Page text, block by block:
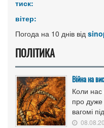
тиск:
вітер:
Погода на 10 днів від
ПОЛІТИКА
Війна на
Коли нас
про дуже
вагомі